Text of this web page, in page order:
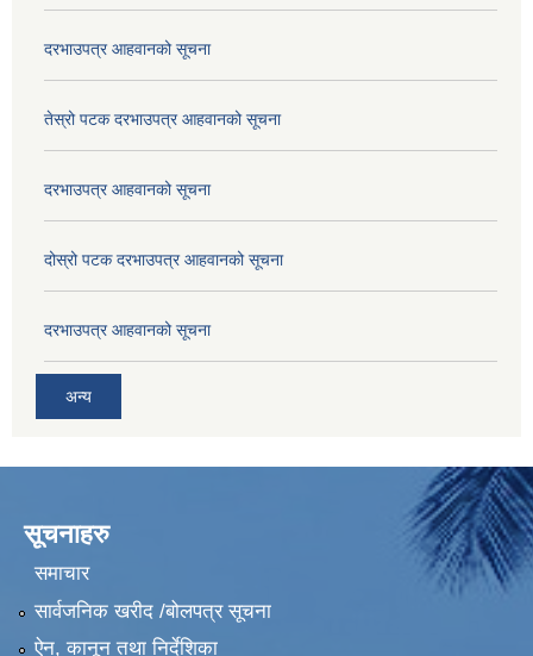
दरभाउपत्र आहवानको सूचना
तेस्रो पटक दरभाउपत्र आहवानको सूचना
दरभाउपत्र आहवानको सूचना
दोस्रो पटक दरभाउपत्र आहवानको सूचना
दरभाउपत्र आहवानको सूचना
अन्य
सूचनाहरु
समाचार
सार्वजनिक खरीद /बोलपत्र सूचना
ऐन, कानून तथा निर्देशिका